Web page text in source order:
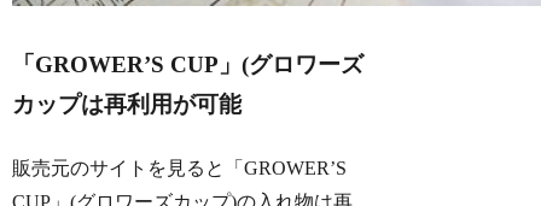
「GROWER’S CUP」(グロワーズ
カップは再利用が可能
販売元のサイトを見ると「GROWER’S